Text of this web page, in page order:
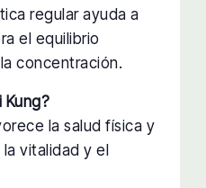
regular ayuda a
el equilibrio
concentración.
Kung?
la salud física y
vitalidad y el